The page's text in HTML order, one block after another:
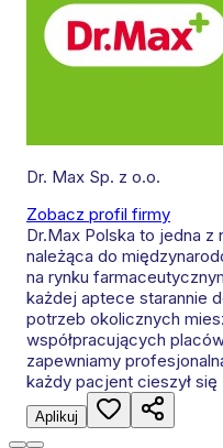
Dr. Max Sp. z o.o.
Zobacz profil firmy
Dr.Max Polska to jedna
należąca do
na rynku
każdej aptece starannie
potrzeb okolicznych
współpracujących
zapewniamy
każdy pacjent cieszył
Aplikuj